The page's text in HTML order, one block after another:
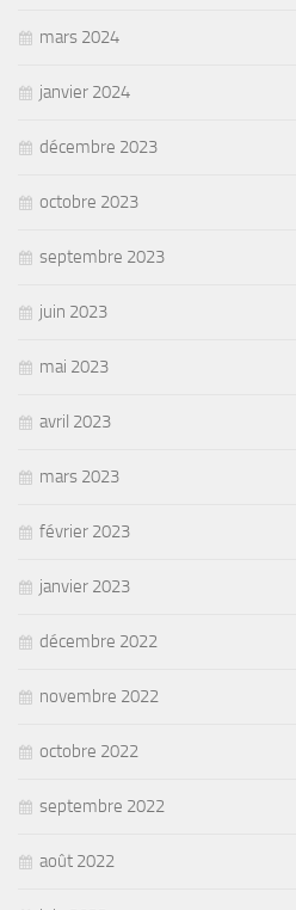
mars 2024
janvier 2024
décembre 2023
octobre 2023
septembre 2023
juin 2023
mai 2023
avril 2023
mars 2023
février 2023
janvier 2023
décembre 2022
novembre 2022
octobre 2022
septembre 2022
août 2022